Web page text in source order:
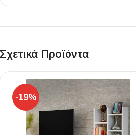
Σχετικά Προϊόντα
-19%